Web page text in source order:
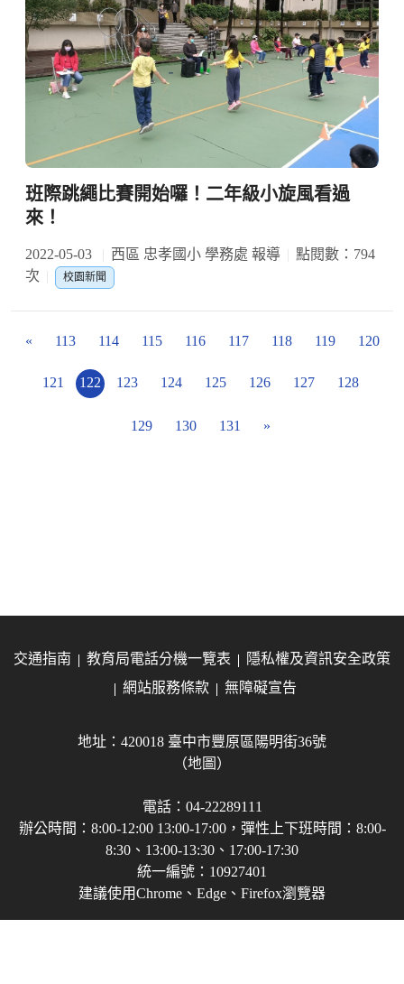
班際跳繩比賽開始囉！二年級小旋風看過
來！
2022-05-03 西區 忠孝國小 學務處 報導
點閱數：794
次
校園新聞
« 113 114 115 116 117 118 119 120
121 122 123 124 125 126 127 128
129 130 131 »
交通指南 教育局電話分機一覽表
隱私權及資訊安全政策
網站服務條款
無障礙宣告
地址：420018 臺中市豐原區陽明街36號
（地圖）
電話：04-22289111
辦公時間：8:00-12:00 13:00-17:00，彈性上下班時間：8:00-
8:30、13:00-13:30、17:00-17:30
統一編號：10927401
建議使用Chrome、Edge、Firefox瀏覽器